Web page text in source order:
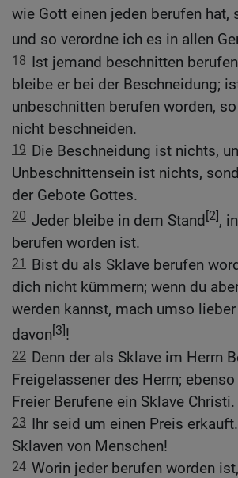
wie Gott einen jeden berufen hat,
und so verordne ich es in allen
18 Ist jemand beschnitten
bleibe er bei der Beschneidung;
unbeschnitten berufen worden,
nicht beschneiden.
19 Die Beschneidung ist nichts,
Unbeschnittensein ist nichts,
der Gebote Gottes.
20 Jeder bleibe in dem Stand[2],
berufen worden ist.
21
Bist du als Sklave berufen
dich nicht kümmern; wenn du
werden kannst, mach umso lieber
davon[3]!
22 Denn der als Sklave im Herrn
Freigelassener des Herrn;
Freier Berufene ein Sklave Christi.
23 Ihr seid um einen Preis
Sklaven von Menschen!
24 Worin jeder berufen worden